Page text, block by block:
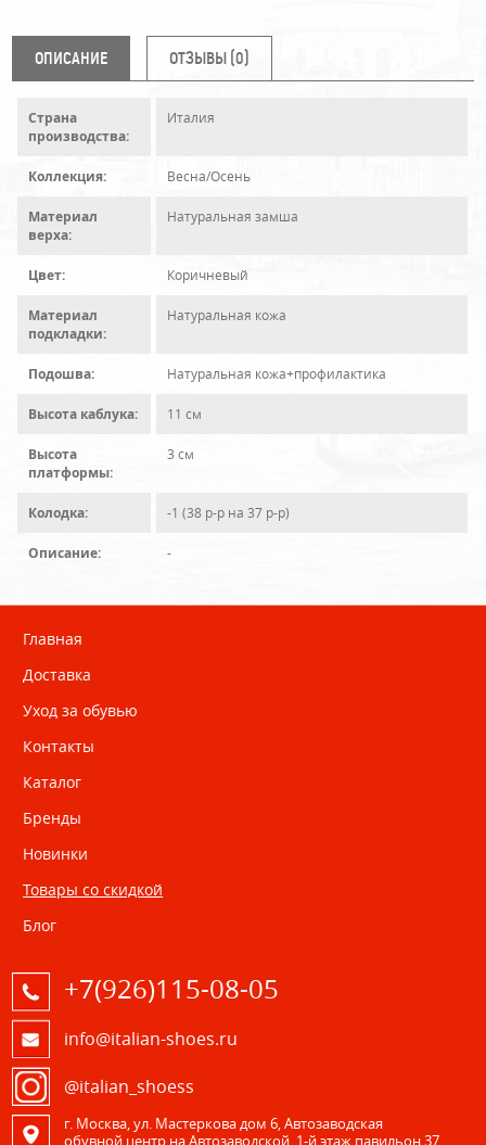
ОПИСАНИЕ ОТЗЫВЫ (0)
Страна
производства:
Италия
Коллекция: Весна/Осень
Материал
верха:
Натуральная замша
Цвет: Коричневый
Материал
подкладки:
Натуральная кожа
Подошва: Натуральная кожа+профилактика
Высота каблука: 11 см
Высота
платформы:
3 см
Колодка: -1 (38 р-р на 37 р-р)
Описание: -
Главная
Доставка
Уход за обувью
Контакты
Каталог
Бренды
Новинки
Товары со скидкой
Блог
+7(926)115-08-05
info@italian-shoes.ru
@italian_shoess
г. Москва, ул. Мастеркова дом 6, Автозаводская
обувной центр на Автозаводской, 1-й этаж павильон 37.